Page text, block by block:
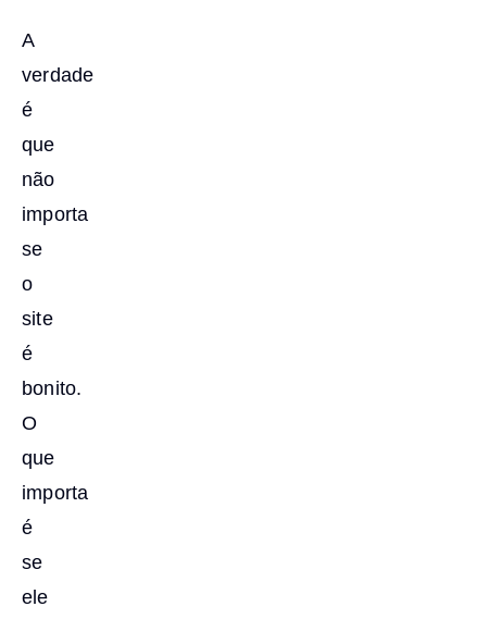
A
verdade
é
que
não
importa
se
o
site
é
bonito.
O
que
importa
é
se
ele